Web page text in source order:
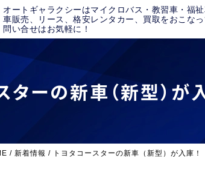
オートギャラクシーはマイクロバス・教習車・福
車販売、リース、格安レンタカー、買取をおこな
問い合せはお気軽に！
ターの新車（新型）が
/ 新着情報 / トヨタコースターの新車（新型）が入庫！